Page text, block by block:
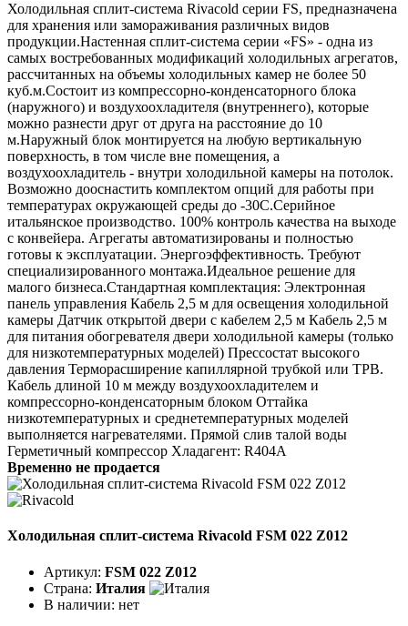
Холодильная сплит-система Rivacold серии FS, предназначена
для хранения или замораживания различных видов
продукции.Настенная сплит-система серии «FS» - одна из
самых востребованных модификаций холодильных агрегатов,
рассчитанных на объемы холодильных камер не более 50
куб.м.Состоит из компрессорно-конденсаторного блока
(наружного) и воздухоохладителя (внутреннего), которые
можно разнести друг от друга на расстояние до 10
м.Наружный блок монтируется на любую вертикальную
поверхность, в том числе вне помещения, а
воздухоохладитель - внутри холодильной камеры на потолок.
Возможно дооснастить комплектом опций для работы при
температурах окружающей среды до -30С.Серийное
итальянское производство. 100% контроль качества на выходе
с конвейера. Агрегаты автоматизированы и полностью
готовы к эксплуатации. Энергоэффективность. Требуют
специализированного монтажа.Идеальное решение для
малого бизнеса.Стандартная комплектация: Электронная
панель управления Кабель 2,5 м для освещения холодильной
камеры Датчик открытой двери с кабелем 2,5 м Кабель 2,5 м
для питания обогревателя двери холодильной камеры (только
для низкотемпературных моделей) Прессостат высокого
давления Терморасширение капиллярной трубкой или ТРВ.
Кабель длиной 10 м между воздухоохладителем и
компрессорно-конденсаторным блоком Оттайка
низкотемпературных и среднетемпературных моделей
выполняется нагревателями. Прямой слив талой воды
Герметичный компрессор Хладагент: R404A
Временно не продается
Холодильная сплит-система Rivacold FSM 022 Z012
Артикул: FSM 022 Z012
Страна: Италия
В наличии: нет